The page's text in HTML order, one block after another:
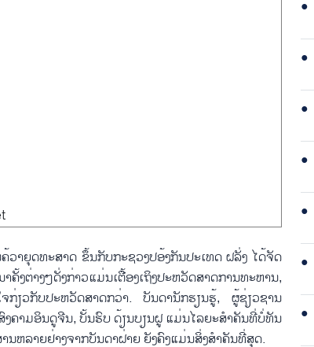
າຍຸ​ດທະ​ສາດ ​ຂຶ້ນ​ກັບ​ກະຊວງ​ປອ້ງກັນ​ປະ​ເທດ ຝລັ່ງ ​ໄດ້​ຈັດ​
ຕ່າງໆ​ດັ່ງກ່າວ​ແມ່ນ​ເຕື້ອງ​ເຖິງ​ປະຫວັດສາດ​ການ​ທະຫານ,
ຽວ​ກັບ​ປະຫວັດສາດ​ກວ່າ. ບັນດາ​ນັກຮຽນ​ຮູ້, ຜູ້​ຊ່ຽວຊານ​
ຄາມ​ອິນດູຈີນ, ບັ້ນ​ຮົບ ດ້ຽນບຽນ​ຝູ ​ແມ່ນ​ໄລຍະ​ສຳຄັນ​ທີ່​ບໍ່​ທັນ​
ນ​ຫລາຍ​ຢ່າງ​ຈາກ​ບັນດາ​ຝ່າຍ ຍັງ​ຄົງ​ແມ່ນ​ສິ່ງ​ສຳຄັນ​ທີ່​ສຸດ.
●
●
●
●
●
●
●